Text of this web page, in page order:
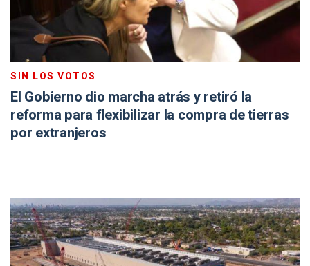
SIN LOS VOTOS
El Gobierno dio marcha atrás y retiró la
reforma para flexibilizar la compra de tierras
por extranjeros